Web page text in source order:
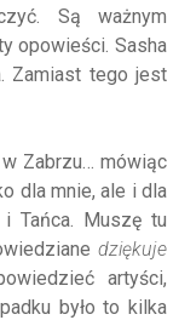
Są ważnym
opowieści. Sasha
Zamiast tego jest
Zabrzu… mówiąc
dla mnie, ale i dla
Tańca. Muszę tu
dziękuje
artyści,
było to kilka